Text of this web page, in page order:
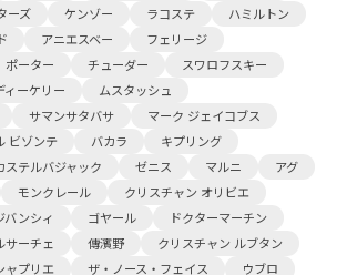
ーズ
ケンゾー ラコステ
ハミルトン
アニエスベー
フェリージ
ポーター チューダー
スワロフスキー
ィーケリー
ムスタッシュ
サマンサタバサ
マーク ジェイコブス
ビゾンテ バカラ
キプリング
ステルバジャック ゼニス マルニ
アグ
モンクレール
クリスチャン オリビエ
バンシィ ゴヤール
ドクターマーチン
サーチェ 傳濱野
クリスチャン ルブタン
ャプリエ ザ・ノース・フェイス ウブロ